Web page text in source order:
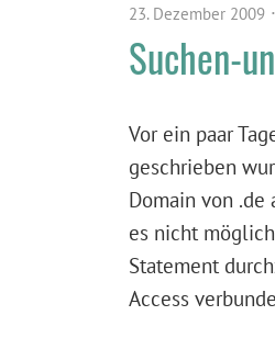
23. Dezember 2009
Suchen-
Vor ein paar
geschrieben
Domain von .de
es nicht
Statement
Access